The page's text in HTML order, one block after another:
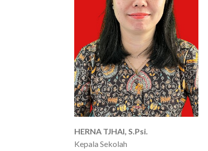
HERNA TJHAI, S.Psi.
Kepala Sekolah